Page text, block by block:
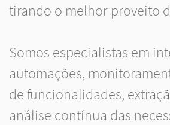
tirando o melhor proveito
Somos especialistas em
automações,
de funcionalidades,
análise contínua das